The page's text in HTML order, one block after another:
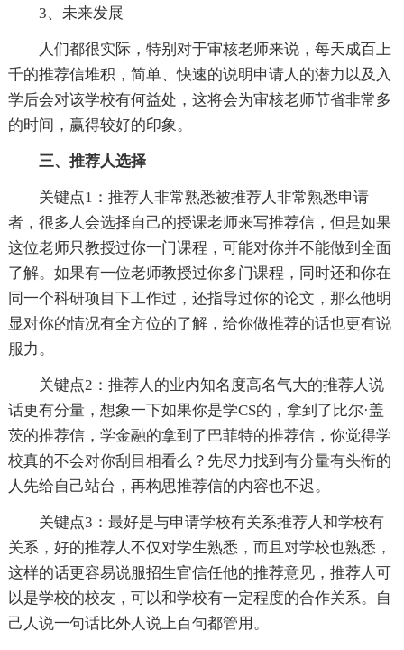
3、未来发展
人们都很实际，特别对于审核老师来说，每天成百上
千的推荐信堆积，简单、快速的说明申请人的潜力以及入
学后会对该学校有何益处，这将会为审核老师节省非常多
的时间，赢得较好的印象。
三、推荐人选择
关键点1：推荐人非常熟悉被推荐人非常熟悉申请
者，很多人会选择自己的授课老师来写推荐信，但是如果
这位老师只教授过你一门课程，可能对你并不能做到全面
了解。如果有一位老师教授过你多门课程，同时还和你在
同一个科研项目下工作过，还指导过你的论文，那么他明
显对你的情况有全方位的了解，给你做推荐的话也更有说
服力。
关键点2：推荐人的业内知名度高名气大的推荐人说
话更有分量，想象一下如果你是学CS的，拿到了比尔·盖
茨的推荐信，学金融的拿到了巴菲特的推荐信，你觉得学
校真的不会对你刮目相看么？先尽力找到有分量有头衔的
人先给自己站台，再构思推荐信的内容也不迟。
关键点3：最好是与申请学校有关系推荐人和学校有
关系，好的推荐人不仅对学生熟悉，而且对学校也熟悉，
这样的话更容易说服招生官信任他的推荐意见，推荐人可
以是学校的校友，可以和学校有一定程度的合作关系。自
己人说一句话比外人说上百句都管用。